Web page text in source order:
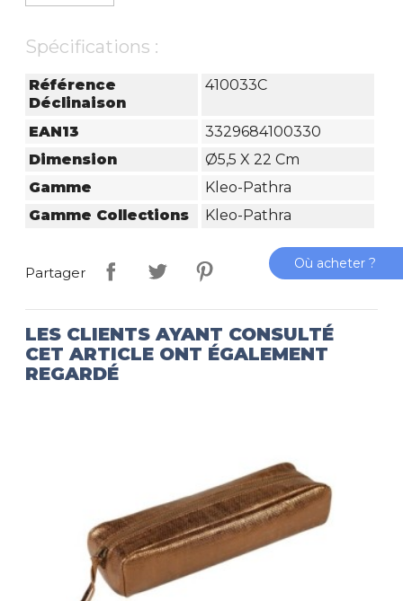
Spécifications :
Référence
Déclinaison
410033C
EAN13
3329684100330
Dimension
Ø5,5 X 22 Cm
Gamme
Kleo-Pathra
Gamme Collections
Kleo-Pathra
Partager
LES CLIENTS AYANT CONSULTÉ
CET ARTICLE ONT ÉGALEMENT
REGARDÉ
Où acheter ?